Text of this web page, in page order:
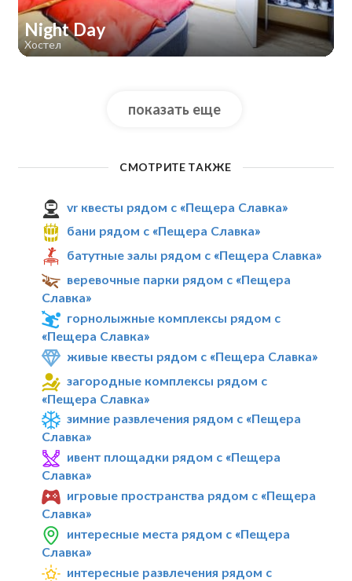
Night Day
Хостел
показать еще
СМОТРИТЕ ТАКЖЕ
vr квесты рядом с «Пещера Славка»
бани рядом с «Пещера Славка»
батутные залы рядом с «Пещера Славка»
веревочные парки рядом с «Пещера
Славка»
горнолыжные комплексы рядом с
«Пещера Славка»
живые квесты рядом с «Пещера Славка»
загородные комплексы рядом с
«Пещера Славка»
зимние развлечения рядом с «Пещера
Славка»
ивент площадки рядом с «Пещера
Славка»
игровые пространства рядом с «Пещера
Славка»
интересные места рядом с «Пещера
Славка»
интересные развлечения рядом с